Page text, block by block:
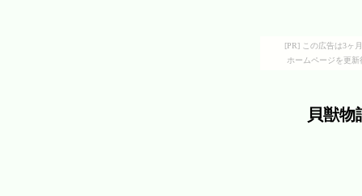
[PR] この広告は3ヶ
ホームページを更
貝獣